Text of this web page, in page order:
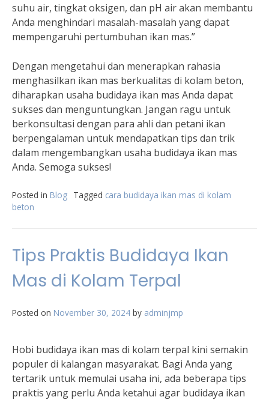
suhu air, tingkat oksigen, dan pH air akan membantu
Anda menghindari masalah-masalah yang dapat
mempengaruhi pertumbuhan ikan mas.”
Dengan mengetahui dan menerapkan rahasia
menghasilkan ikan mas berkualitas di kolam beton,
diharapkan usaha budidaya ikan mas Anda dapat
sukses dan menguntungkan. Jangan ragu untuk
berkonsultasi dengan para ahli dan petani ikan
berpengalaman untuk mendapatkan tips dan trik
dalam mengembangkan usaha budidaya ikan mas
Anda. Semoga sukses!
Posted in Blog Tagged cara budidaya ikan mas di kolam
beton
Tips Praktis Budidaya Ikan
Mas di Kolam Terpal
Posted on November 30, 2024 by adminjmp
Hobi budidaya ikan mas di kolam terpal kini semakin
populer di kalangan masyarakat. Bagi Anda yang
tertarik untuk memulai usaha ini, ada beberapa tips
praktis yang perlu Anda ketahui agar budidaya ikan